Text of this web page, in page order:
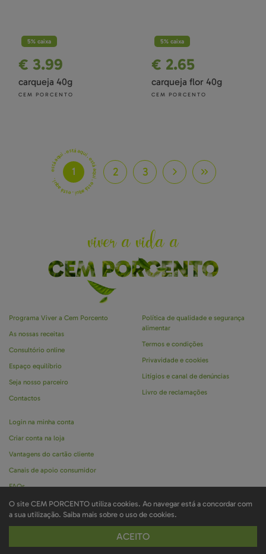
5% caixa
€ 3.99
carqueja 40g
CEM PORCENTO
5% caixa
€ 2.65
carqueja flor 40g
CEM PORCENTO
está aqui . está aqui . está aqui . está aqui . está aqui .
1 2 3
viver a vida a
CEM PORCENTO
Marca registada CEM PORCENTO é propriedade da Ignoramus © todos os direitos
Programa Viver a Cem Porcento
As nossas receitas
Consultório online
Espaço equilíbrio
Seja nosso parceiro
Contactos
Política de qualidade e segurança
alimentar
Termos e condições
Privavidade e cookies
Litígios e canal de denúncias
Livro de reclamações
Login na minha conta
Criar conta na loja
Vantagens do cartão cliente
Canais de apoio consumidor
FAQs
O site CEM PORCENTO utiliza cookies. Ao navegar está a concordar com
a sua utilização. Saiba mais sobre o uso de cookies.
ACEITO